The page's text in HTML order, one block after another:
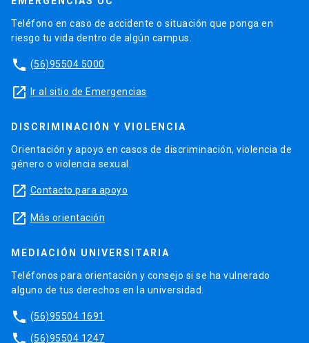
Teléfono en caso de accidente o situación que ponga en
riesgo tu vida dentro de algún campus.
phone (56)95504 5000
launch Ir al sitio de Emergencias
DISCRIMINACIÓN Y VIOLENCIA
Orientación y apoyo en casos de discriminación, violencia de
género o violencia sexual.
launch Contacto para apoyo
launch Más orientación
MEDIACIÓN UNIVERSITARIA
Teléfonos para orientación y consejo si se ha vulnerado
alguno de tus derechos en la universidad.
phone (56)95504 1691
phone (56)95504 1247